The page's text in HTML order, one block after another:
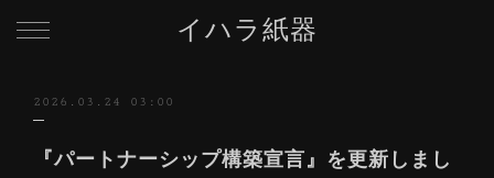
イハラ紙器
2026.03.24 03:00
『パートナーシップ構築宣言』を更新しまし